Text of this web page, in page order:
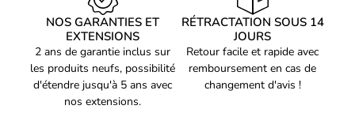
NOS GARANTIES ET
EXTENSIONS
2 ans de garantie inclus sur
les produits neufs, possibilité
d'étendre jusqu'à 5 ans avec
nos extensions.
RÉTRACTATION SOUS 14
JOURS
Retour facile et rapide avec
remboursement en cas de
changement d'avis !